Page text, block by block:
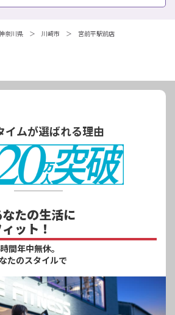
奈川県 川崎市 宮前平駅前店
イムが選ばれる理由
なたの生活に
ット！
間年中無休。
たのスタイルで